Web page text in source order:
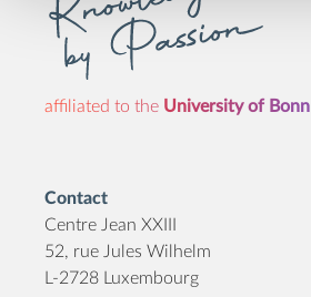
Contact
Centre Jean XXIII
52, rue Jules Wilhelm
L-2728 Luxembourg
affiliated to the University of Bonn